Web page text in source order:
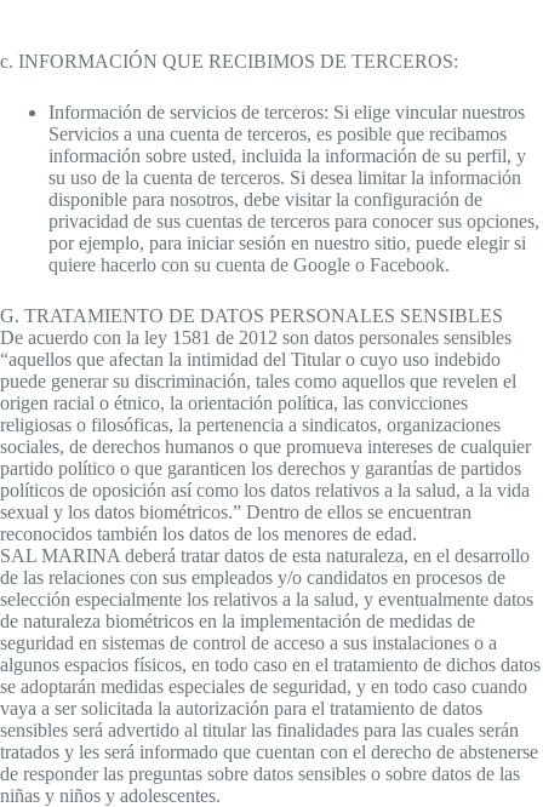
c. INFORMACIÓN QUE RECIBIMOS DE TERCEROS:
Información de servicios de terceros: Si elige vincular nuestros
Servicios a una cuenta de terceros, es posible que recibamos
información sobre usted, incluida la información de su perfil, y
su uso de la cuenta de terceros. Si desea limitar la información
disponible para nosotros, debe visitar la configuración de
privacidad de sus cuentas de terceros para conocer sus opciones,
por ejemplo, para iniciar sesión en nuestro sitio, puede elegir si
quiere hacerlo con su cuenta de Google o Facebook.
G. TRATAMIENTO DE DATOS PERSONALES SENSIBLES
De acuerdo con la ley 1581 de 2012 son datos personales sensibles
“aquellos que afectan la intimidad del Titular o cuyo uso indebido
puede generar su discriminación, tales como aquellos que revelen el
origen racial o étnico, la orientación política, las convicciones
religiosas o filosóficas, la pertenencia a sindicatos, organizaciones
sociales, de derechos humanos o que promueva intereses de cualquier
partido político o que garanticen los derechos y garantías de partidos
políticos de oposición así como los datos relativos a la salud, a la vida
sexual y los datos biométricos.” Dentro de ellos se encuentran
reconocidos también los datos de los menores de edad.
SAL MARINA deberá tratar datos de esta naturaleza, en el desarrollo
de las relaciones con sus empleados y/o candidatos en procesos de
selección especialmente los relativos a la salud, y eventualmente datos
de naturaleza biométricos en la implementación de medidas de
seguridad en sistemas de control de acceso a sus instalaciones o a
algunos espacios físicos, en todo caso en el tratamiento de dichos datos
se adoptarán medidas especiales de seguridad, y en todo caso cuando
vaya a ser solicitada la autorización para el tratamiento de datos
sensibles será advertido al titular las finalidades para las cuales serán
tratados y les será informado que cuentan con el derecho de abstenerse
de responder las preguntas sobre datos sensibles o sobre datos de las
niñas y niños y adolescentes.